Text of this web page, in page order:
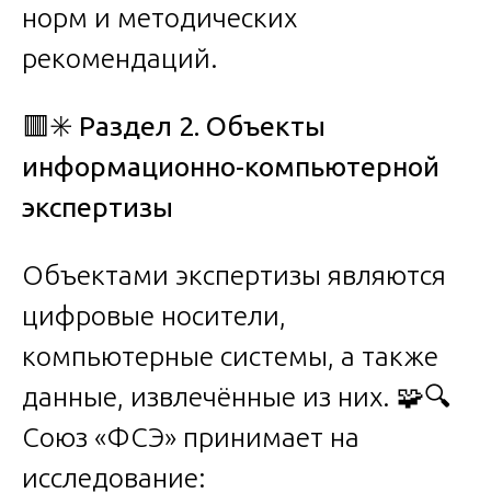
норм и методических
рекомендаций.
🟥✳️ Раздел 2. Объекты
информационно-компьютерной
экспертизы
Объектами экспертизы являются
цифровые носители,
компьютерные системы, а также
данные, извлечённые из них. 🧩🔍
Союз «ФСЭ» принимает на
исследование: